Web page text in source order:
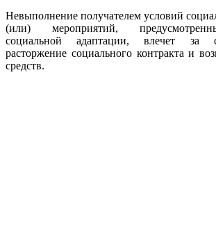
Невыполнение получателем условий
(или) мероприятий,
социальной адаптации, влечет за
расторжение социального контракта и
средств.